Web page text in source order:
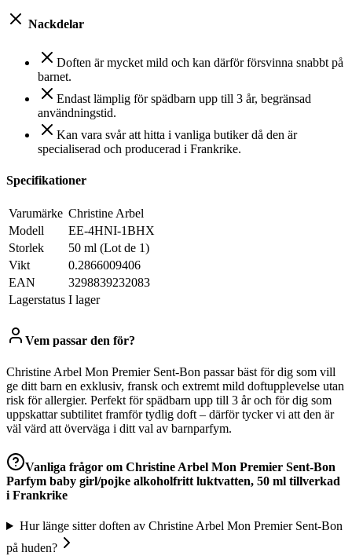
Nackdelar
Doften är mycket mild och kan därför försvinna snabbt på
barnet.
Endast lämplig för spädbarn upp till 3 år, begränsad
användningstid.
Kan vara svår att hitta i vanliga butiker då den är
specialiserad och producerad i Frankrike.
Specifikationer
Varumärke Christine Arbel
Modell
EE-4HNI-1BHX
Storlek
50 ml (Lot de 1)
Vikt
0.2866009406
EAN
3298839232083
Lagerstatus I lager
Vem passar den för?
Christine Arbel Mon Premier Sent-Bon passar bäst för dig som vill
ge ditt barn en exklusiv, fransk och extremt mild doftupplevelse utan
risk för allergier. Perfekt för spädbarn upp till 3 år och för dig som
uppskattar subtilitet framför tydlig doft – därför tycker vi att den är
väl värd att överväga i ditt val av barnparfym.
Vanliga frågor om Christine Arbel Mon Premier Sent-Bon
Parfym baby girl/pojke alkoholfritt luktvatten, 50 ml tillverkad
i Frankrike
Hur länge sitter doften av Christine Arbel Mon Premier Sent-Bon
på huden?